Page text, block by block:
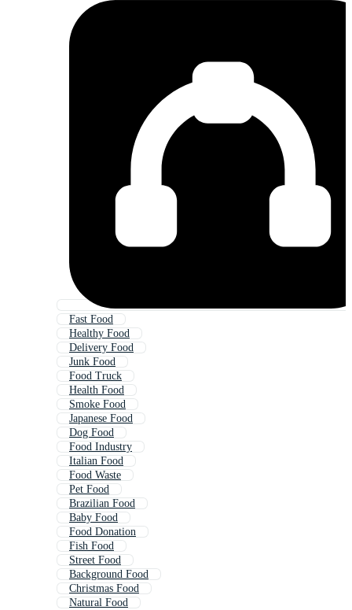
Fast Food
Healthy Food
Delivery Food
Junk Food
Food Truck
Health Food
Smoke Food
Japanese Food
Dog Food
Food Industry
Italian Food
Food Waste
Pet Food
Brazilian Food
Baby Food
Food Donation
Fish Food
Street Food
Background Food
Christmas Food
Natural Food